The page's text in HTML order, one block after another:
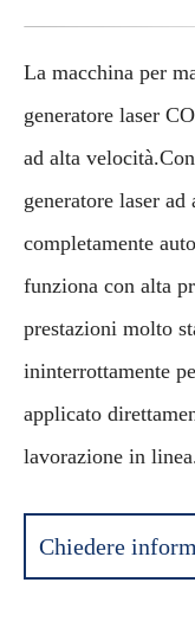
La macchina per
generatore laser
ad alta
generatore laser
completamente
funziona con alta
prestazioni molto
ininterrottamente
applicato
lavorazione in
Chiedere